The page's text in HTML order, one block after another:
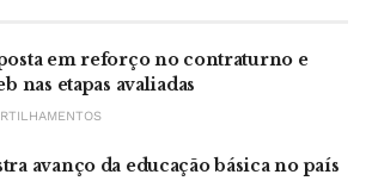
em reforço no contraturno e
nas etapas avaliadas
avanço da educação básica no país